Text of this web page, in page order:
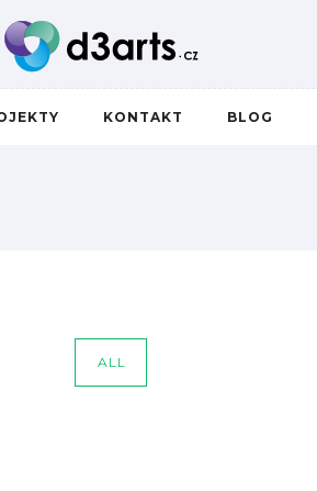
KONTAKT BLOG
ALL